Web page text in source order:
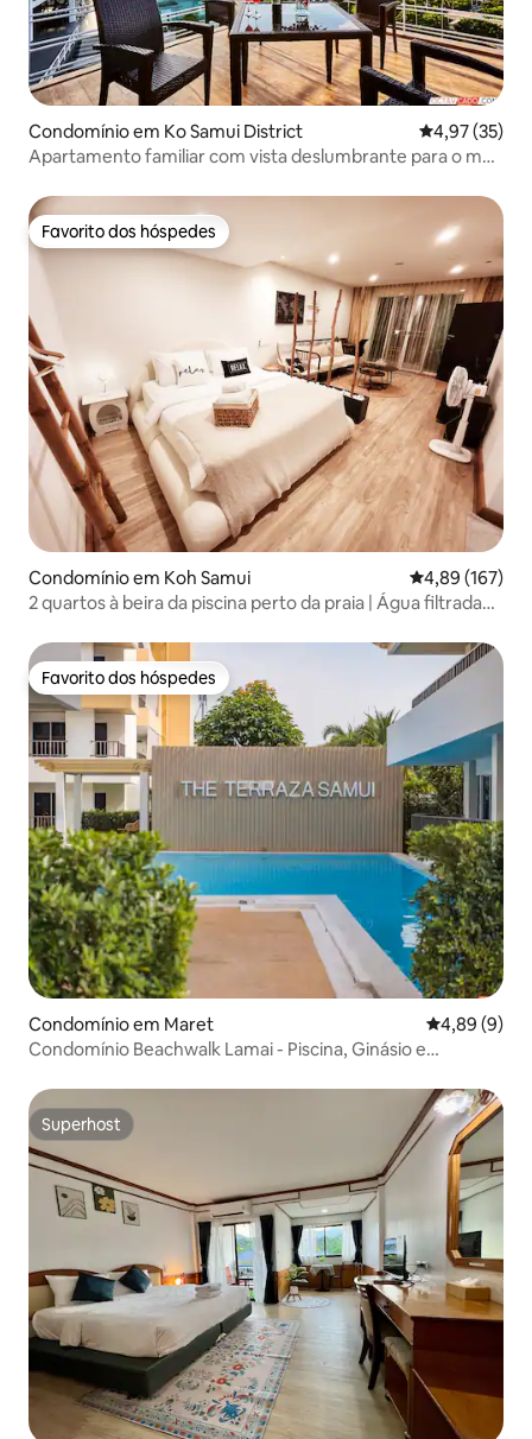
Condomínio em Ko Samui District Classificação
4,97 (35)
Apartamento familiar com vista deslumbrante para o mar
Favorito dos hóspedes
Favorito dos hóspedes
Condomínio em Koh Samui Classificação
4,89 (167)
2 quartos à beira da piscina perto da praia | Água filtrada
Favorito dos hóspedes
Favorito dos hóspedes
Condomínio em Maret
4,89 (9)
Condomínio Beachwalk Lamai - Piscina, Ginásio e
Superhost
Superhost